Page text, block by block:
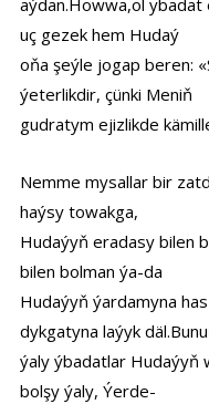
aýdan.Howwa,ol
uç gezek hem Hudaý
oňa şeýle jogap beren:
ýeterlikdir, çünki Meniň
gudratym ejizlikde
Nemme mysallar bir
haýsy towakga,
Hudaýyň eradasy bilen
bilen bolman ýa-da
Hudaýyň ýardamyna
dykgatyna laýyk
ýaly ýbadatlar Hudaýyň
bolşy ýaly, Ýerde-